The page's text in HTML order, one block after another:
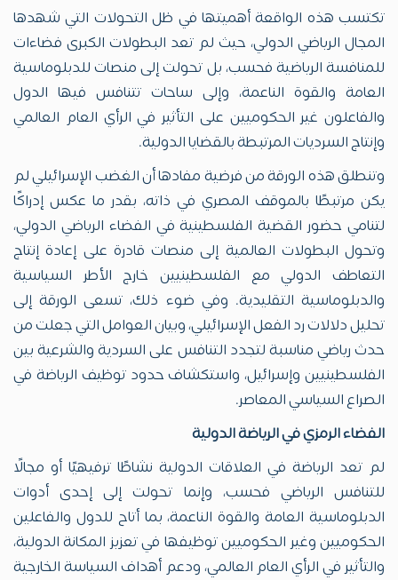
تكتسب هذه الواقعة أهميتها في ظل التحولات التي شهدها
المجال الرياضي الدولي، حيث لم تعد البطولات الكبرى فضاءات
للمنافسة الرياضية فحسب، بل تحولت إلى منصات للدبلوماسية
العامة والقوة الناعمة، وإلى ساحات تتنافس فيها الدول
والفاعلون غير الحكوميين على التأثير في الرأي العام العالمي
وإنتاج السرديات المرتبطة بالقضايا الدولية.
وتنطلق هذه الورقة من فرضية مفادها أن الغضب الإسرائيلي لم
يكن مرتبطًا بالموقف المصري في ذاته، بقدر ما عكس إدراكًا
لتنامي حضور القضية الفلسطينية في الفضاء الرياضي الدولي،
وتحول البطولات العالمية إلى منصات قادرة على إعادة إنتاج
التعاطف الدولي مع الفلسطينيين خارج الأطر السياسية
والدبلوماسية التقليدية. وفي ضوء ذلك، تسعى الورقة إلى
تحليل دلالات رد الفعل الإسرائيلي، وبيان العوامل التي جعلت من
حدث رياضي مناسبة لتجدد التنافس على السردية والشرعية بين
الفلسطينيين وإسرائيل، واستكشاف حدود توظيف الرياضة في
الصراع السياسي المعاصر.
الفضاء الرمزي في الرياضة الدولية
لم تعد الرياضة في العلاقات الدولية نشاطًا ترفيهيًا أو مجالًا
للتنافس الرياضي فحسب، وإنما تحولت إلى إحدى أدوات
الدبلوماسية العامة والقوة الناعمة، بما أتاح للدول والفاعلين
الحكوميين وغير الحكوميين توظيفها في تعزيز المكانة الدولية،
والتأثير في الرأي العام العالمي، ودعم أهداف السياسة الخارجية